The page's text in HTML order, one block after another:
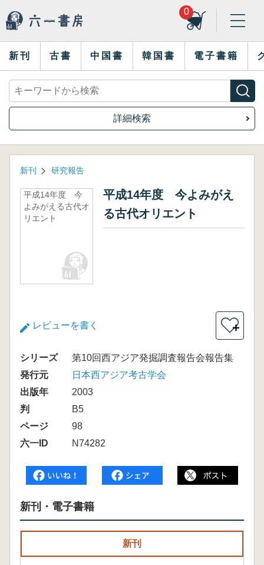
0
新刊 古書 中国書 韓国書 電子書籍
詳細検索
新刊 研究報告
平成14年度 今
よみがえる古代オ
リエント
平成14年度 今よみがえ
る古代オリエント
レビューを書く ＋
シリーズ
第10回西アジア発掘調査報告会報告集
発行元
日本西アジア考古学会
出版年
2003
判
B5
ページ
98
六一ID
N74282
新刊・電子書籍
新刊